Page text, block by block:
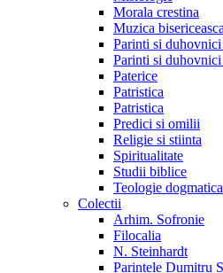
Morala crestina
Muzica bisericeasca
Parinti si
Parinti si
Paterice
Patristica
Patristica
Predici si omilii
Religie si stiinta
Spiritualitate
Studii biblice
Teologie dogmatica
Colectii
Arhim. Sofronie
Filocalia
N. Steinhardt
Parintele Dumitru